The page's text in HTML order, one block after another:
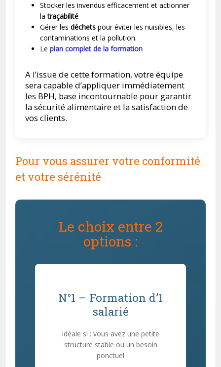
Stocker les invendus efficacement et actionner
latraçabilité
Gérer lesdéchets pour éviter les nuisibles, les
contaminations et la pollution.
Leplan complet de la formation
A l’issue de cette formation, votre équipe
sera capable d’appliquer immédiatement
les BPH, base incontournable pour garantir
la sécurité alimentaire et la satisfaction de
vos clients.
Pour vous assurer votre conformité
et votre sérénité
Le choix entre 2
options :
N°1 – Formation d’1
salarié
Idéale si : vous avez une petite
structure stable ou un besoin
ponctuel